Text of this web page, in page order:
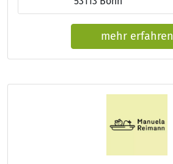
mehr erfahren